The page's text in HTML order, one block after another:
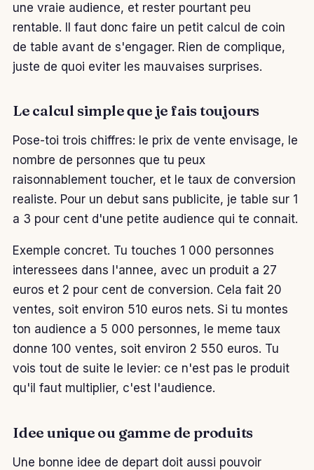
une vraie audience, et rester pourtant peu
rentable. Il faut donc faire un petit calcul de coin
de table avant de s'engager. Rien de complique,
juste de quoi eviter les mauvaises surprises.
Le calcul simple que je fais toujours
Pose-toi trois chiffres: le prix de vente envisage, le
nombre de personnes que tu peux
raisonnablement toucher, et le taux de conversion
realiste. Pour un debut sans publicite, je table sur 1
a 3 pour cent d'une petite audience qui te connait.
Exemple concret. Tu touches 1 000 personnes
interessees dans l'annee, avec un produit a 27
euros et 2 pour cent de conversion. Cela fait 20
ventes, soit environ 510 euros nets. Si tu montes
ton audience a 5 000 personnes, le meme taux
donne 100 ventes, soit environ 2 550 euros. Tu
vois tout de suite le levier: ce n'est pas le produit
qu'il faut multiplier, c'est l'audience.
Idee unique ou gamme de produits
Une bonne idee de depart doit aussi pouvoir